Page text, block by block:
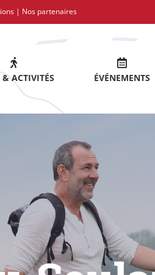
| Nos partenaires
& ACTIVITÉS ÉVÉNEMENTS